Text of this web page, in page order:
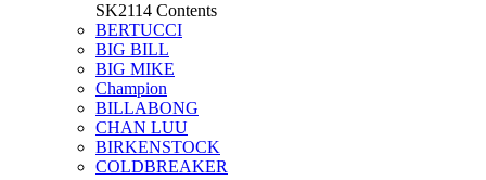
SK2114 Contents
BERTUCCI
BIG BILL
BIG MIKE
Champion
BILLABONG
CHAN LUU
BIRKENSTOCK
COLDBREAKER